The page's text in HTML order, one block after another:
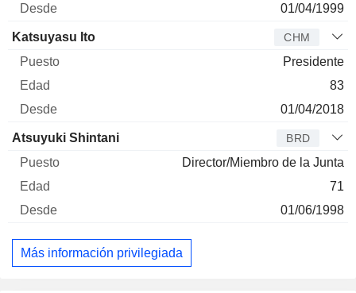
01/04/1999
Katsuyasu Ito CHM
Presidente
83
01/04/2018
Atsuyuki Shintani BRD
Director/Miembro de la Junta
71
01/06/1998
Más información privilegiada